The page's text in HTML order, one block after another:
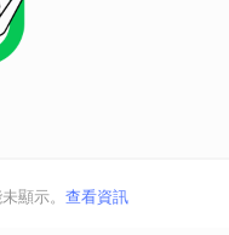
顯示。 查看資訊